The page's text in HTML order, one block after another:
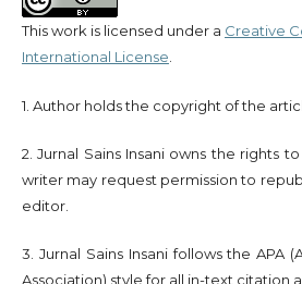
This work is licensed under a Creative
International License.
1. Author holds the copyright of the
2. Jurnal Sains Insani owns the rights
writer may request permission to
editor.
3. Jurnal Sains Insani follows the APA
Association) style for all in-text citation